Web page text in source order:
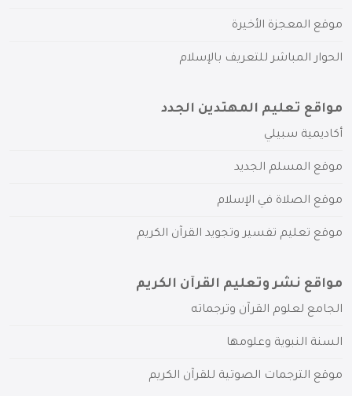
موقع المعجزة الأخيرة
الحوار المباشر للتعريف بالإسلام
مواقع تعليم المهتدين الجدد
أكاديمية سبيلي
موقع المسلم الجديد
موقع الصلاة في الإسلام
موقع تعليم تفسير وتجويد القرآن الكريم
مواقع نشر وتعليم القرآن الكريم
الجامع لعلوم القرآن وترجماته
السنة النبوية وعلومها
موقع الترجمات الصوتية للقرآن الكريم